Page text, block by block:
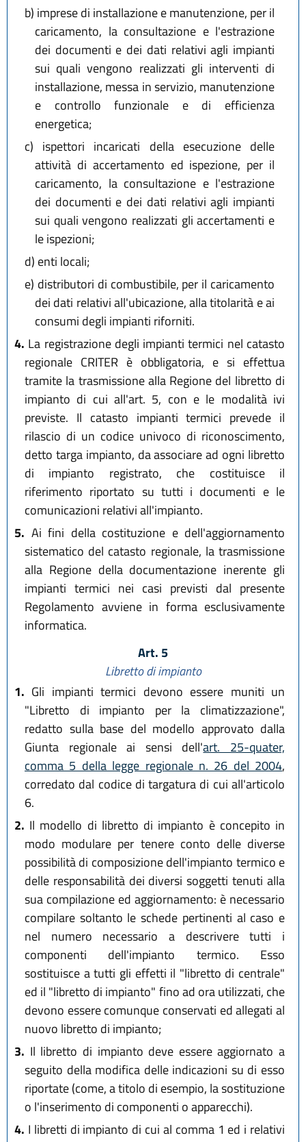
b) imprese di installazione e manutenzione, per il
caricamento, la consultazione e l'estrazione
dei documenti e dei dati relativi agli impianti
sui quali vengono realizzati gli interventi di
installazione, messa in servizio, manutenzione
e controllo funzionale e di efficienza
energetica;
c) ispettori incaricati della esecuzione delle
attività di accertamento ed ispezione, per il
caricamento, la consultazione e l'estrazione
dei documenti e dei dati relativi agli impianti
sui quali vengono realizzati gli accertamenti e
le ispezioni;
d) enti locali;
e) distributori di combustibile, per il caricamento
dei dati relativi all'ubicazione, alla titolarità e ai
consumi degli impianti riforniti.
4. La registrazione degli impianti termici nel catasto
regionale CRITER è obbligatoria, e si effettua
tramite la trasmissione alla Regione del libretto di
impianto di cui all'art. 5, con e le modalità ivi
previste. Il catasto impianti termici prevede il
rilascio di un codice univoco di riconoscimento,
detto targa impianto, da associare ad ogni libretto
di impianto registrato, che costituisce il
riferimento riportato su tutti i documenti e le
comunicazioni relativi all'impianto.
5. Ai fini della costituzione e dell'aggiornamento
sistematico del catasto regionale, la trasmissione
alla Regione della documentazione inerente gli
impianti termici nei casi previsti dal presente
Regolamento avviene in forma esclusivamente
informatica.
Art. 5
Libretto di impianto
1. Gli impianti termici devono essere muniti un
"Libretto di impianto per la climatizzazione",
redatto sulla base del modello approvato dalla
Giunta regionale ai sensi dell'art. 25-quater,
comma 5 della legge regionale n. 26 del 2004,
corredato dal codice di targatura di cui all'articolo
6.
2. Il modello di libretto di impianto è concepito in
modo modulare per tenere conto delle diverse
possibilità di composizione dell'impianto termico e
delle responsabilità dei diversi soggetti tenuti alla
sua compilazione ed aggiornamento: è necessario
compilare soltanto le schede pertinenti al caso e
nel numero necessario a descrivere tutti i
componenti dell'impianto termico. Esso
sostituisce a tutti gli effetti il "libretto di centrale"
ed il "libretto di impianto" fino ad ora utilizzati, che
devono essere comunque conservati ed allegati al
nuovo libretto di impianto;
3. Il libretto di impianto deve essere aggiornato a
seguito della modifica delle indicazioni su di esso
riportate (come, a titolo di esempio, la sostituzione
o l'inserimento di componenti o apparecchi).
4. I libretti di impianto di cui al comma 1 ed i relativi